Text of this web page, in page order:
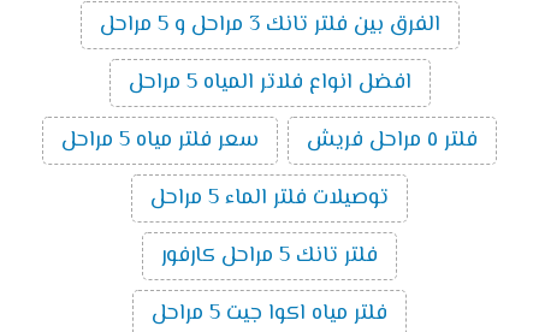
الفرق بين فلتر تانك 3 مراحل و 5 مراحل
افضل انواع فلاتر المياه 5 مراحل
فلتر ٥ مراحل فريش
سعر فلتر مياه 5 مراحل
توصيلات فلتر الماء 5 مراحل
فلتر تانك 5 مراحل كارفور
فلتر مياه اكوا جيت 5 مراحل